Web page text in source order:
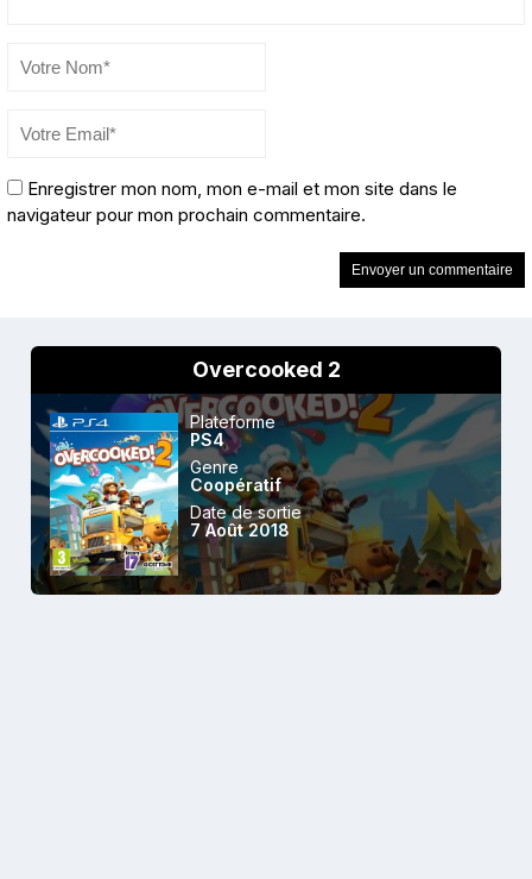
Enregistrer mon nom, mon e-mail et mon site dans le
navigateur pour mon prochain commentaire.
Overcooked 2
Plateforme
PS4
Genre
Coopératif
Date de sortie
7 Août 2018